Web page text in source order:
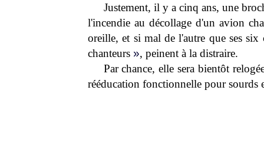
Justement, il y a cinq ans, une
l'incendie au décollage d'un avion
oreille, et si mal de l'autre que ses
chanteurs », peinent à la distraire.
Par chance, elle sera bientôt
rééducation fonctionnelle pour sourds